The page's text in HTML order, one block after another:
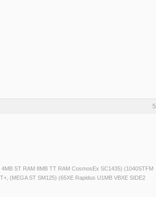
5
ST RAM 8MB TT RAM CosmosEx SC1435) (1040STFM
(MEGA ST SM125) (65XE Rapidus U1MB VBXE SIDE2